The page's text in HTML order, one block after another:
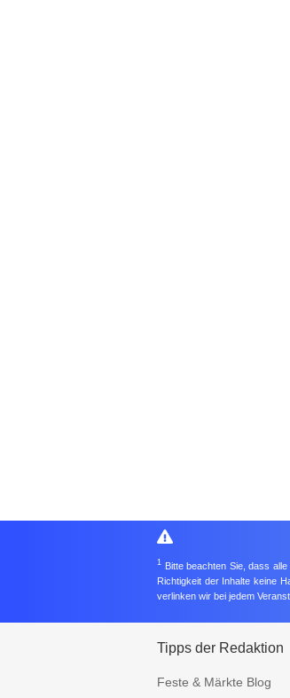
1 Bitte beachten Sie, dass
Richtigkeit der Inhalte keine
verlinken wir bei jedem
Tipps der Redaktion
Feste & Märkte Blog